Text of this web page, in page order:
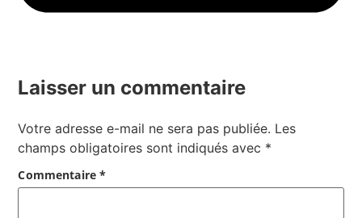
Laisser un commentaire
Votre adresse e-mail ne sera pas publiée. Les
champs obligatoires sont indiqués avec *
Commentaire*